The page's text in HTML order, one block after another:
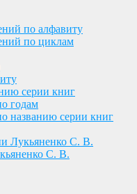
по алфавиту
по циклам
серии книг
годам
названию серии книг
Лукьяненко С. В.
С. В.